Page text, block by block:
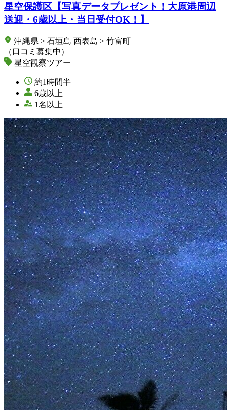
星空保護区【写真データプレゼント！大原港周辺
送迎・6歳以上・当日受付OK！】
沖縄県 > 石垣島 西表島 > 竹富町
（口コミ募集中）
星空観察ツアー
約1時間半
6歳以上
1名以上